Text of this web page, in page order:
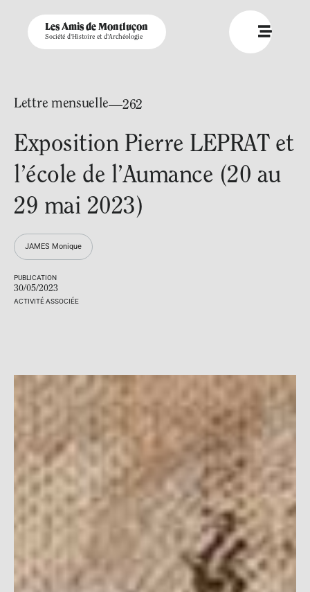
Les Amis de Montluçon
Société d'Histoire et d'Archéologie
Lettre mensuelle—262
Exposition Pierre LEPRAT et
l’école de l’Aumance (20 au
29 mai 2023)
PUBLICATION
30/05/2023
ACTIVITÉ ASSOCIÉE
JAMES Monique